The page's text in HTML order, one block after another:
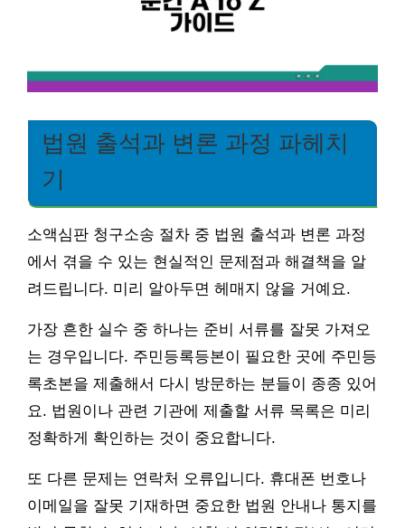
법원 출석과 변론 과정 파헤치
기
소액심판 청구소송 절차 중 법원 출석과 변론 과정
에서 겪을 수 있는 현실적인 문제점과 해결책을 알
려드립니다. 미리 알아두면 헤매지 않을 거예요.
가장 흔한 실수 중 하나는 준비 서류를 잘못 가져오
는 경우입니다. 주민등록등본이 필요한 곳에 주민등
록초본을 제출해서 다시 방문하는 분들이 종종 있어
요. 법원이나 관련 기관에 제출할 서류 목록은 미리
정확하게 확인하는 것이 중요합니다.
또 다른 문제는 연락처 오류입니다. 휴대폰 번호나
이메일을 잘못 기재하면 중요한 법원 안내나 통지를